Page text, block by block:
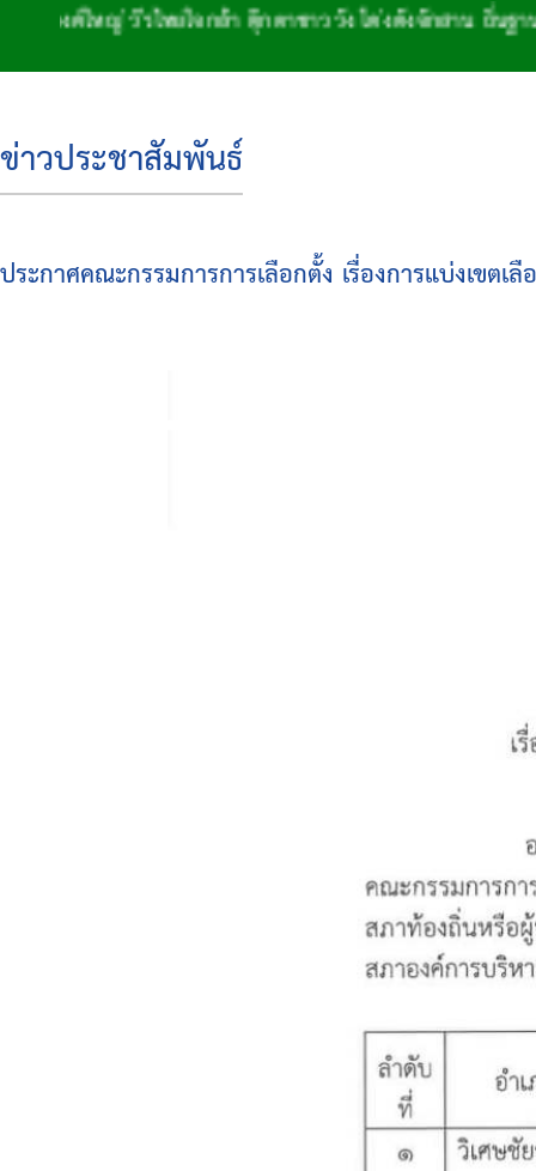
ญ่ วีรไทยใจกล้า ตุ๊กตาชาววัง โด่งดังจักสาน ถิ่นฐานทำกลอง
ข่าวประชาสัมพันธ์
ประกาศคณะกรรมการการเลือกตั้ง เรื่องการแบ่งเขต